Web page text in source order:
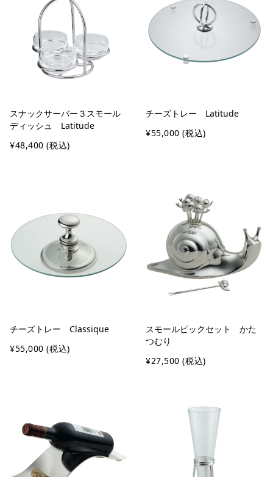
スナックサーバー３スモール
ディッシュ Latitude
¥48,400 (税込)
チーズトレー Latitude
¥55,000 (税込)
チーズトレー Classique
¥55,000 (税込)
スモールピックセット かた
つむり
¥27,500 (税込)